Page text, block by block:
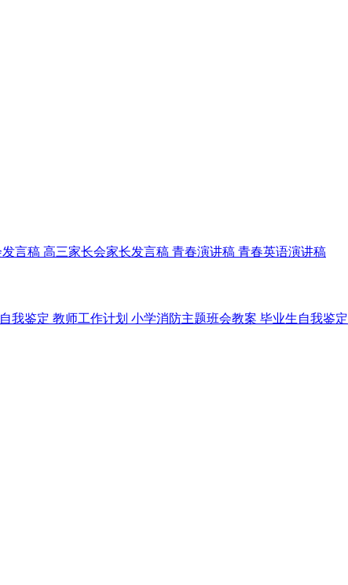
言稿 高三家长会家长发言稿 青春演讲稿 青春英语演讲稿
我鉴定 教师工作计划 小学消防主题班会教案 毕业生自我鉴定